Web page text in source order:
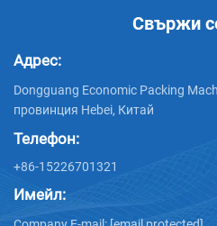
Свържи
Адрес:
Dongguang Economic Packing
провинция Hebei, Китай
Телефон:
+86-15226701321
Имейл: